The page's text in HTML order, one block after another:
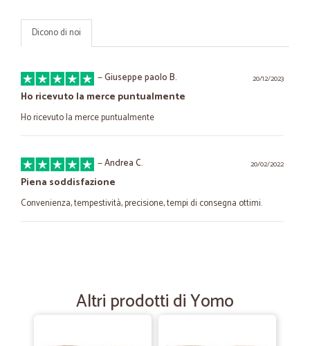
Dicono di noi
20/12/2023
—Giuseppe paolo B.
Ho ricevuto la merce puntualmente
Ho ricevuto la merce puntualmente
20/02/2022
—Andrea C.
Piena soddisfazione
Convenienza, tempestività, precisione, tempi di consegna ottimi.
Altri prodotti di Yomo